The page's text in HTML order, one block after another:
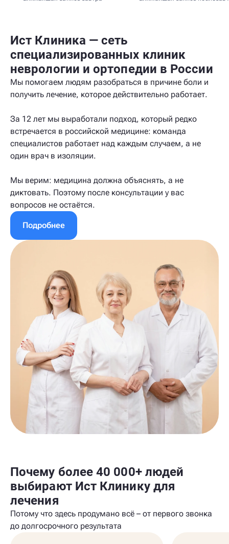
Ист Клиника — сеть
специализированных клиник
неврологии и ортопедии в России
Мы помогаем людям разобраться в причине боли и
получить лечение, которое действительно работает.
За 12 лет мы выработали подход, который редко
встречается в российской медицине: команда
специалистов работает над каждым случаем, а не
один врач в изоляции.
Мы верим: медицина должна объяснять, а не
диктовать. Поэтому после консультации у вас
вопросов не остаётся.
Подробнее
Почему более 40 000+ людей
выбирают Ист Клинику для
лечения
Потому что здесь продумано всё – от первого звонка
до долгосрочного результата